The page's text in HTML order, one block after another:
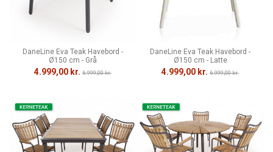
DaneLine Eva Teak Havebord -
Ø150 cm - Grå
4.999,00 kr. 6.999,00 kr.
DaneLine Eva Teak Havebord -
Ø150 cm - Latte
4.999,00 kr. 6.999,00 kr.